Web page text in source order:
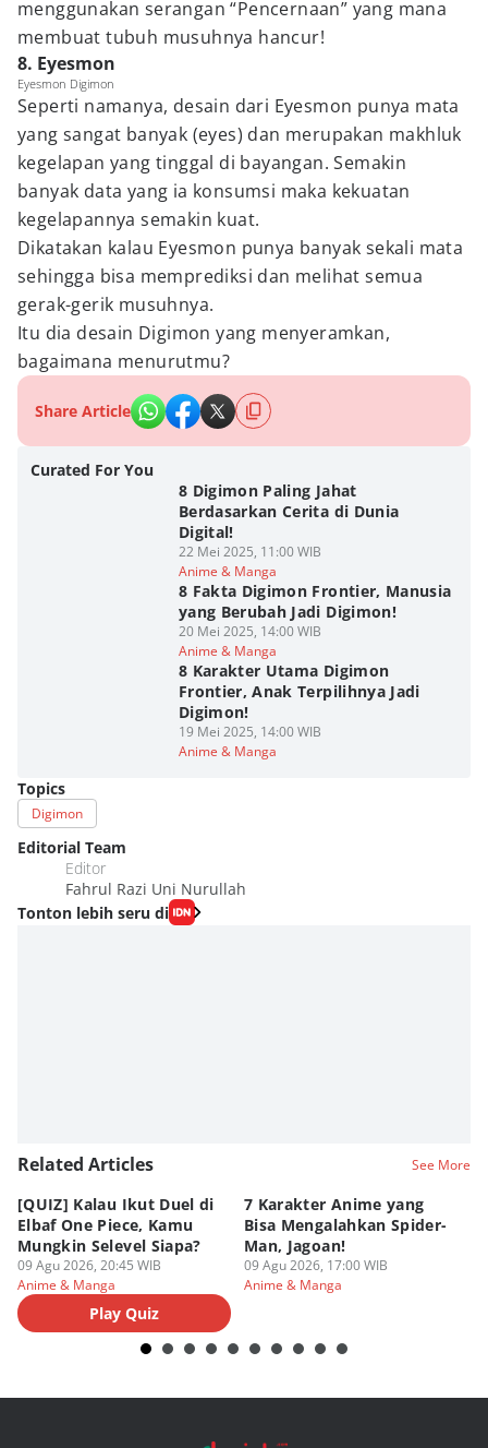
menggunakan serangan “Pencernaan” yang mana
membuat tubuh musuhnya hancur!
8. Eyesmon
Eyesmon Digimon
Seperti namanya, desain dari Eyesmon punya mata
yang sangat banyak (eyes) dan merupakan makhluk
kegelapan yang tinggal di bayangan. Semakin
banyak data yang ia konsumsi maka kekuatan
kegelapannya semakin kuat.
Dikatakan kalau Eyesmon punya banyak sekali mata
sehingga bisa memprediksi dan melihat semua
gerak-gerik musuhnya.
Itu dia desain Digimon yang menyeramkan,
bagaimana menurutmu?
Share Article
Curated For You
8 Digimon Paling Jahat
Berdasarkan Cerita di Dunia
Digital!
22 Mei 2025, 11:00 WIB
Anime & Manga
8 Fakta Digimon Frontier, Manusia
yang Berubah Jadi Digimon!
20 Mei 2025, 14:00 WIB
Anime & Manga
8 Karakter Utama Digimon
Frontier, Anak Terpilihnya Jadi
Digimon!
19 Mei 2025, 14:00 WIB
Anime & Manga
Topics
Digimon
Editorial Team
Editor
Fahrul Razi Uni Nurullah
Tonton lebih seru di
Related Articles See More
[QUIZ] Kalau Ikut Duel di
Elbaf One Piece, Kamu
Mungkin Selevel Siapa?
09 Agu 2026, 20:45 WIB
Anime & Manga
Play Quiz
7 Karakter Anime yang
Bisa Mengalahkan Spider-
Man, Jagoan!
09 Agu 2026, 17:00 WIB
Anime & Manga